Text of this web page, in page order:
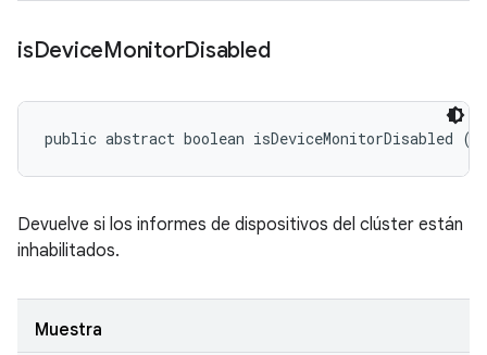
isDeviceMonitorDisabled
public abstract boolean isDeviceMonitorDisabled ()
Devuelve si los informes de dispositivos del clúster están
inhabilitados.
Muestra